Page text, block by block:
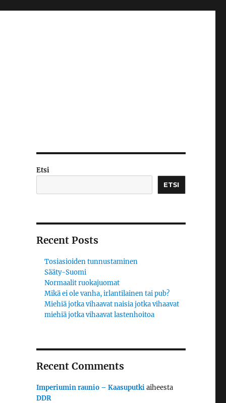
Etsi
ETSI
Recent Posts
Tosiasioiden tunnustaminen
Sääty-Suomi
Normaalit ruokajuomat
Mikä ei ole vanha, irlantilainen tai pub?
Miehiä jotka vihaavat naisia jotka vihaavat
miehiä jotka vihaavat lastenhoitoa
Recent Comments
Imperiumin raunio – Kaasuputkiaiheesta
DDR